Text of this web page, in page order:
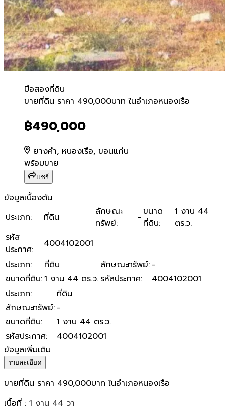
มือสองที่ดิน
ขายที่ดิน ราคา 490,000บาท
ขายที่ดิน ราคา 490,000บาท ในอำเภอหนองเรือ
฿490,000
ยางคำ, หนองเรือ, ขอนแก่น
พร้อมขาย
แชร์
ข้อมูลเบื้องต้น
ประเภท: ที่ดิน
ลักษณะ
ทรัพย์: - ขนาด
ที่ดิน:
1 งาน 44
ตร.ว.
รหัส
ประกาศ:
4004102001
ประเภท: ที่ดิน ลักษณะทรัพย์: -
ขนาดที่ดิน:1 งาน 44 ตร.ว. รหัสประกาศ:
4004102001
ประเภท:
ที่ดิน
ลักษณะทรัพย์: -
ขนาดที่ดิน:
1 งาน 44 ตร.ว.
รหัสประกาศ:
4004102001
ข้อมูลเพิ่มเติม
รายละเอียด
ขายที่ดิน ราคา 490,000บาท ในอำเภอหนองเรือ
เนื้อที่ : 1 งาน 44 วา